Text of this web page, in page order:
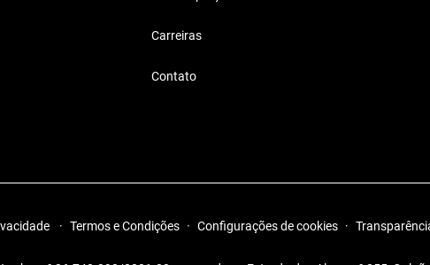
Carreiras
Contato
· Termos e Condições · Configurações de cookies ·